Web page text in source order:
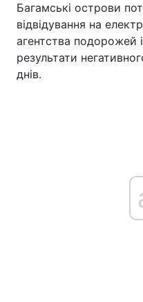
Багамські острови
відвідування на
агентства подорожей
результати
днів.